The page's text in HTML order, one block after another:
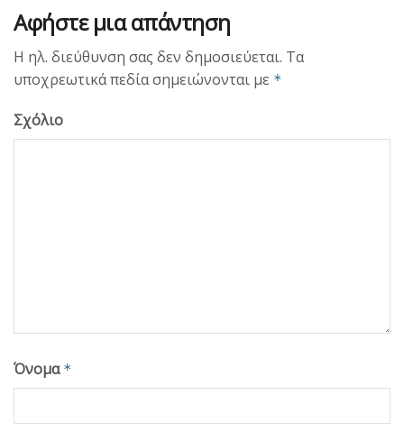
Αφήστε μια απάντηση
Η ηλ. διεύθυνση σας δεν δημοσιεύεται. Τα
υποχρεωτικά πεδία σημειώνονται με *
Σχόλιο
Όνομα *